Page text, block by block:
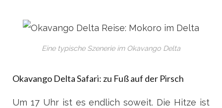
Eine typische Szenerie im Okavango Delta
Okavango Delta Safari: zu Fuß auf der Pirsch
Um 17 Uhr ist es endlich soweit. Die Hitze ist